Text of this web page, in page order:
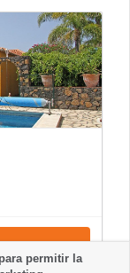
permitir la